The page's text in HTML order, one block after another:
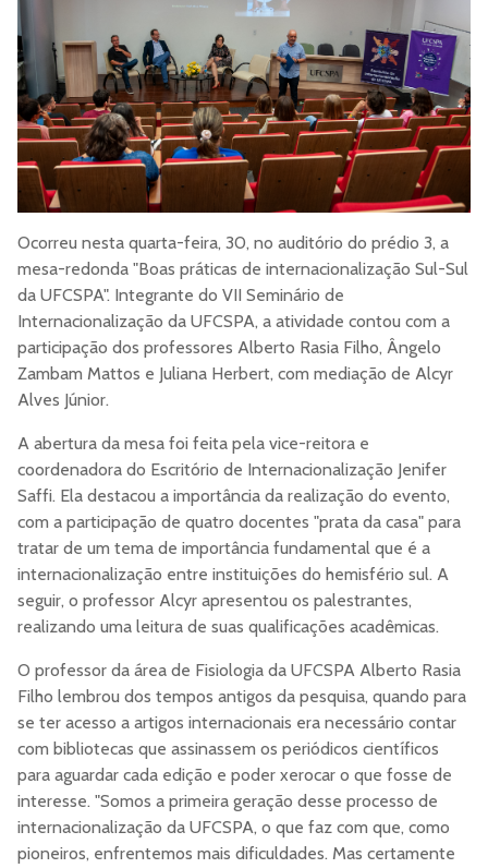
Ocorreu nesta quarta-feira, 30, no auditório do prédio 3, a
mesa-redonda "Boas práticas de internacionalização Sul-Sul
da UFCSPA". Integrante do VII Seminário de
Internacionalização da UFCSPA, a atividade contou com a
participação dos professores Alberto Rasia Filho, Ângelo
Zambam Mattos e Juliana Herbert, com mediação de Alcyr
Alves Júnior.
A abertura da mesa foi feita pela vice-reitora e
coordenadora do Escritório de Internacionalização Jenifer
Saffi. Ela destacou a importância da realização do evento,
com a participação de quatro docentes "prata da casa" para
tratar de um tema de importância fundamental que é a
internacionalização entre instituições do hemisfério sul. A
seguir, o professor Alcyr apresentou os palestrantes,
realizando uma leitura de suas qualificações acadêmicas.
O professor da área de Fisiologia da UFCSPA Alberto Rasia
Filho lembrou dos tempos antigos da pesquisa, quando para
se ter acesso a artigos internacionais era necessário contar
com bibliotecas que assinassem os periódicos científicos
para aguardar cada edição e poder xerocar o que fosse de
interesse. "Somos a primeira geração desse processo de
internacionalização da UFCSPA, o que faz com que, como
pioneiros, enfrentemos mais dificuldades. Mas certamente